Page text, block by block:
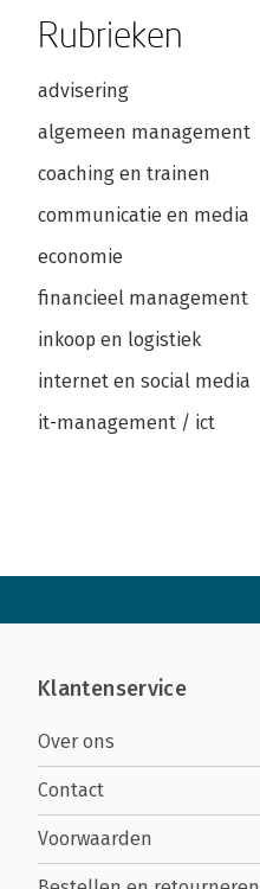
Rubrieken
advisering
algemeen management
coaching en trainen
communicatie en media
economie
financieel management
inkoop en logistiek
internet en social media
it-management / ict
Klantenservice
Over ons
Contact
Voorwaarden